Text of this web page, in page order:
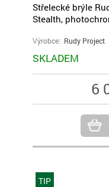
Střelecké brýle
Stealth,
Výrobce: Rudy Project
SKLADEM
6
TIP